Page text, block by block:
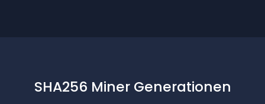
SHA256 Miner Generationen